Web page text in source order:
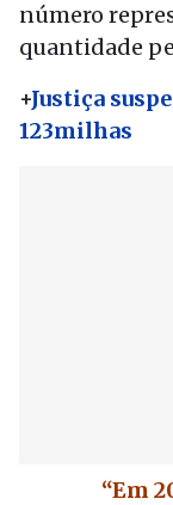
número
quantidade
+Justiça
123milhas
“Em